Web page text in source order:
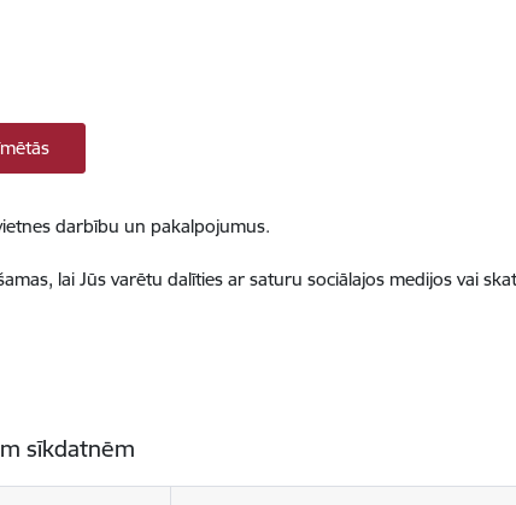
darbību un pakalpojumus.
lai Jūs varētu dalīties ar saturu sociālajos medijos vai
sīkdatnēm